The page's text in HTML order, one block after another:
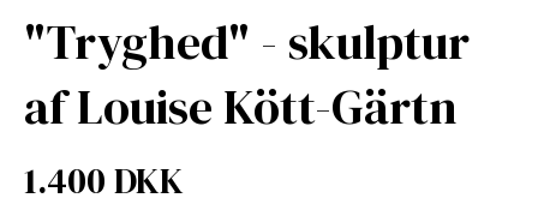
"Tryghed" - skulptur
af Louise Kött-Gärtn
1.400 DKK